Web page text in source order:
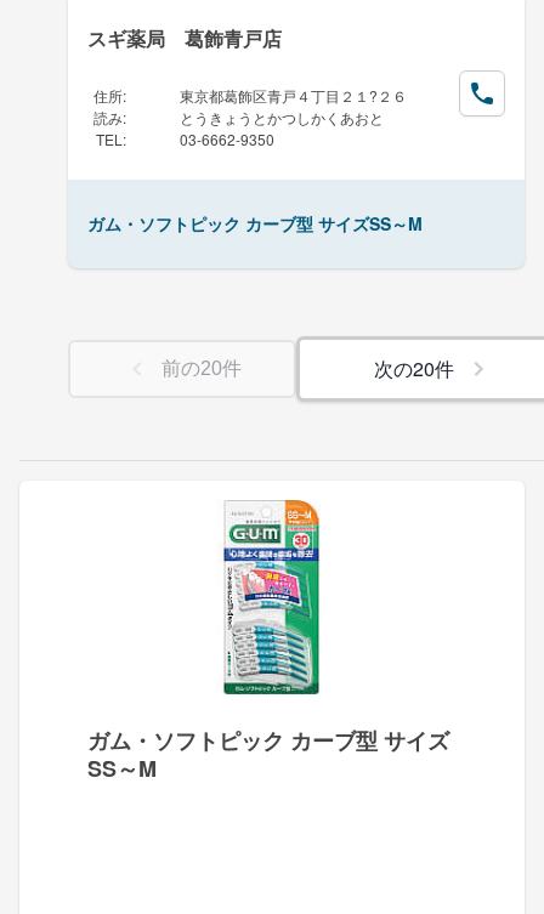
ガム・ソフトピック カーブ型 サイズ
SS～M
スギ薬局 葛飾青戸店
住所:
東京都葛飾区青戸４丁目２１?２６
読み:
とうきょうとかつしかくあおと
TEL : 03-6662-9350
ガム・ソフトピック カーブ型 サイズSS～M
前の20件 次の20件